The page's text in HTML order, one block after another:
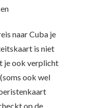
naar Cuba je
is niet
je ook verplicht
ook wel
op de